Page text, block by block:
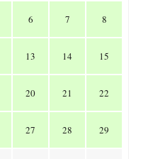
6 7 8
13 14 15
20 21 22
27 28 29